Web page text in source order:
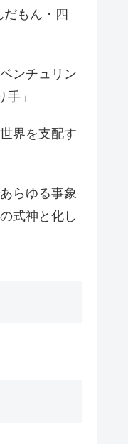
もん・四
ンチュリン
」
界を支配す
らゆる事象
式神と化し